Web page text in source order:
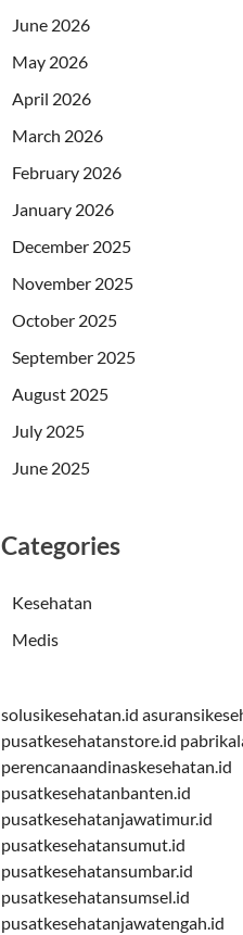
June 2026
May 2026
April 2026
March 2026
February 2026
January 2026
December 2025
November 2025
October 2025
September 2025
August 2025
July 2025
June 2025
Categories
Kesehatan
Medis
solusikesehatan.id
pusatkesehatanstore.id
perencanaandinaskesehatan.id
pusatkesehatanbanten.id
pusatkesehatanjawatimur.id
pusatkesehatansumut.id
pusatkesehatansumbar.id
pusatkesehatansumsel.id
pusatkesehatanjawatengah.id